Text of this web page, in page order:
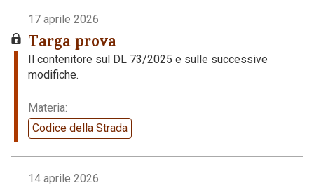
17 aprile 2026
Targa prova
Il contenitore sul DL 73/2025 e sulle successive
modifiche.
Materia:
Codice della Strada
14 aprile 2026